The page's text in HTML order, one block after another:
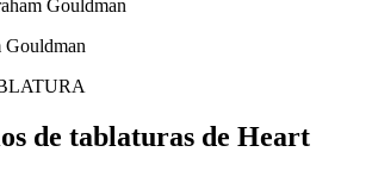
Gouldman
Gouldman
de tablaturas de Heart